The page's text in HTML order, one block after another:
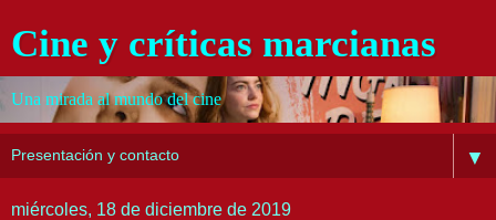
Cine y críticas marcianas
Una mirada al mundo del cine
▼
miércoles, 18 de diciembre de 2019